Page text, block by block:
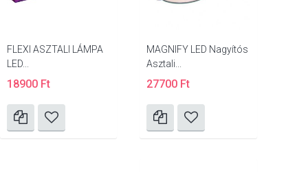
FLEXI ASZTALI LÁMPA
LED...
18900 Ft
MAGNIFY LED Nagyítós
Asztali...
27700 Ft